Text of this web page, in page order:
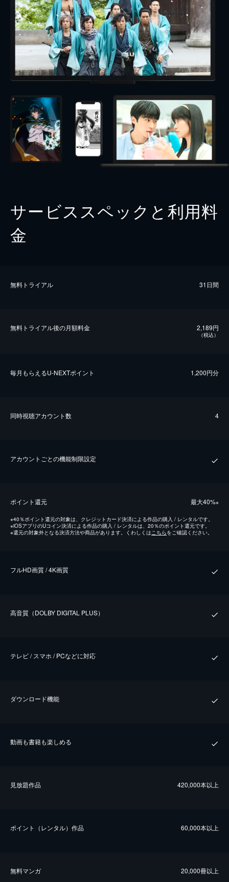
サービススペックと利用料
金
無料トライアル 31日間
無料トライアル後の⽉額料金 2,189円
（税込）
毎⽉もらえるU-NEXTポイント 1,200円分
同時視聴アカウント数 4
アカウントごとの機能制限設定
ポイント還元 最⼤40%※
※40％ポイント還元の対象は、クレジットカード決済による作品の購入 / レンタルです。
※iOSアプリのUコイン決済による作品の購入 / レンタルは、20％のポイント還元です。
※還元の対象外となる決済方法や商品があります。くわしくはこちらをご確認ください。
フルHD画質 / 4K画質
⾼⾳質（DOLBY DIGITAL PLUS）
テレビ / スマホ / PCなどに対応
ダウンロード機能
動画も書籍も楽しめる
⾒放題作品 420,000本以上
ポイント（レンタル）作品 60,000本以上
無料マンガ 20,000冊以上